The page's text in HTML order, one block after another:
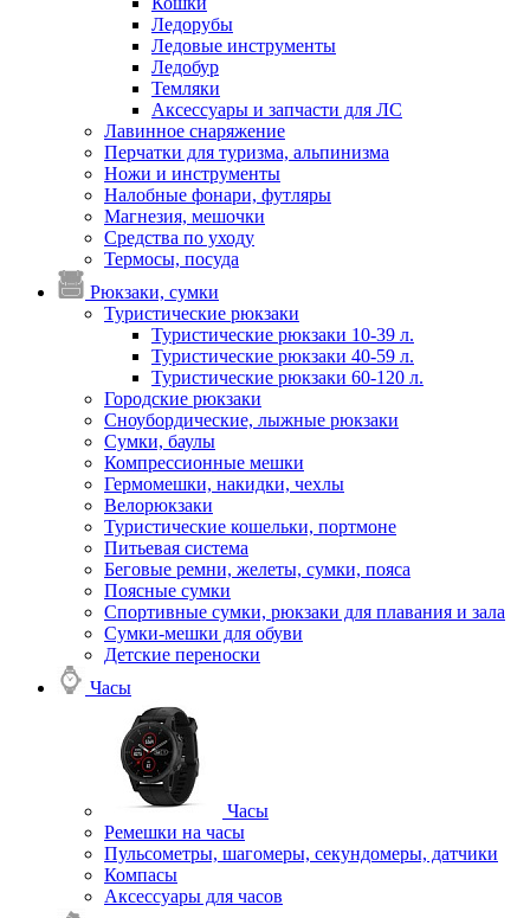
Ледорубы
Ледовые инструменты
Ледобур
Темляки
Аксессуары и запчасти для ЛС
Лавинное снаряжение
Перчатки для туризма, альпинизма
Ножи и инструменты
Налобные фонари, футляры
Магнезия, мешочки
Средства по уходу
Термосы, посуда
Рюкзаки, сумки
Туристические рюкзаки
Туристические рюкзаки 10-39 л.
Туристические рюкзаки 40-59 л.
Туристические рюкзаки 60-120 л.
Городские рюкзаки
Сноубордические, лыжные рюкзаки
Сумки, баулы
Компрессионные мешки
Гермомешки, накидки, чехлы
Велорюкзаки
Туристические кошельки, портмоне
Питьевая система
Беговые ремни, желеты, сумки, пояса
Поясные сумки
Спортивные сумки, рюкзаки для плавания и зала
Сумки-мешки для обуви
Детские переноски
Часы
Часы
Ремешки на часы
Пульсометры, шагомеры, секундомеры, датчики
Компасы
Аксессуары для часов